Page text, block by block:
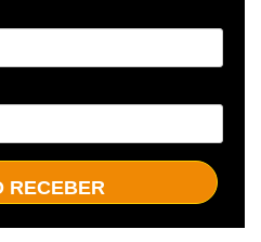
RECEBER